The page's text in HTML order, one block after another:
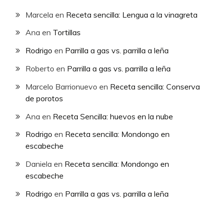
Marcela en Receta sencilla: Lengua a la vinagreta
Ana en Tortillas
Rodrigo en Parrilla a gas vs. parrilla a leña
Roberto en Parrilla a gas vs. parrilla a leña
Marcelo Barrionuevo en Receta sencilla: Conserva
de porotos
Ana en Receta Sencilla: huevos en la nube
Rodrigo en Receta sencilla: Mondongo en
escabeche
Daniela en Receta sencilla: Mondongo en
escabeche
Rodrigo en Parrilla a gas vs. parrilla a leña